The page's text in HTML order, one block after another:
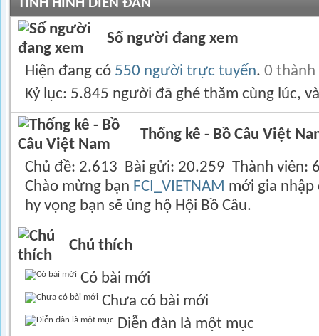
TÌNH HÌNH DIỄN ĐÀN
Số người đang xem
Hiện đang có 550 người trực tuyến. 0 thành
Kỷ lục: 5.845 người đã ghé thăm cùng lúc,
Thống kê - Bồ Câu Việt
Chủ đề 2.613 Bài gửi 20.259 Thành viên
Chào mừng bạn FCI_VIETNAM mới gia nhập
hy vọng bạn sẽ ủng hộ Hội Bồ Câu.
Chú thích
Có bài mới
Chưa có bài mới
Diễn đàn là một mục